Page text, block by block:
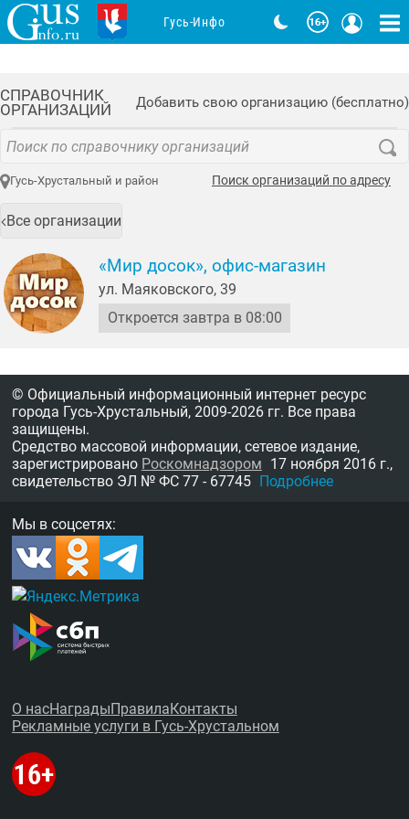
СПРАВОЧНИК
ОРГАНИЗАЦИЙ
Добавить свою организацию (бесплатно)
Гусь-Хрустальный и район Поиск организаций по адресу
Все организации
«Мир досок», офис-магазин
ул. Маяковского, 39
Откроется завтра в 08:00
Гусь-Инфо
© Официальный информационный интернет ресурс
города Гусь-Хрустальный, 2009-2026 гг. Все права
защищены.
Средство массовой информации, сетевое издание,
зарегистрировано Роскомнадзором 17 ноября 2016 г.,
свидетельство ЭЛ № ФС 77 - 67745 Подробнее
Мы в соцсетях:
О насНаградыПравилаКонтакты
Рекламные услуги в Гусь-Хрустальном